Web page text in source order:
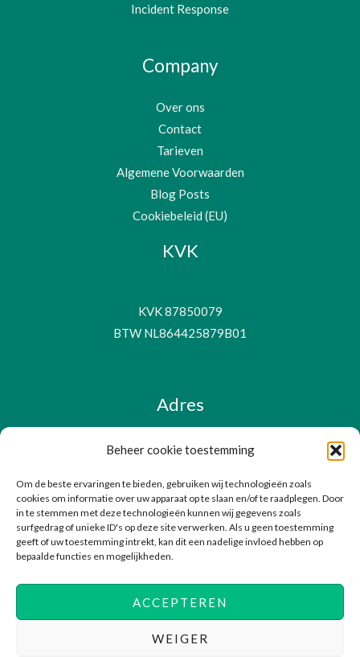
Beheer cookie toestemming
Om de beste ervaringen te bieden, gebruiken wij technologieën zoals
cookies om informatie over uw apparaat op te slaan en/of te raadplegen. Door
in te stemmen met deze technologieën kunnen wij gegevens zoals
surfgedrag of unieke ID's op deze site verwerken. Als u geen toestemming
geeft of uw toestemming intrekt, kan dit een nadelige invloed hebben op
bepaalde functies en mogelijkheden.
ACCEPTEREN
WEIGER
Incident Response
Company
Over ons
Contact
Tarieven
Algemene Voorwaarden
Blog Posts
Cookiebeleid (EU)
KVK
KVK 87850079
BTW NL864425879B01
Adres
1531 TZ, Wormer
Nederland
Copyright © 2026 Securable Cyber Security